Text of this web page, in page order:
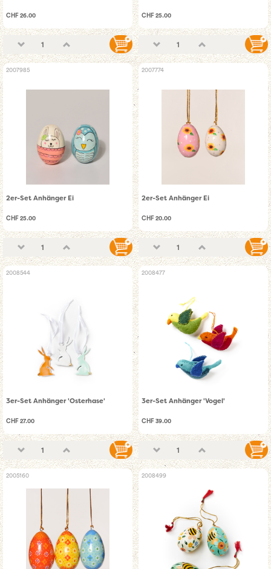
CHF 26.00 CHF 25.00
2007985
2er-Set Anhänger Ei
CHF 25.00
2007774
2er-Set Anhänger Ei
CHF 20.00
2008544
3er-Set Anhänger 'Osterhase'
CHF 27.00
2008477
3er-Set Anhänger 'Vogel'
CHF 39.00
2005160 2008499